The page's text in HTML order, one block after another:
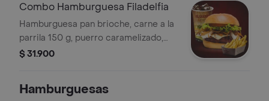
Combo Hamburguesa Filadelfia
Hamburguesa pan brioche, carne a la
parrila 150 g, puerro caramelizado,
queso philadelphia, mozzarella,
$ 31.900
Hamburguesas